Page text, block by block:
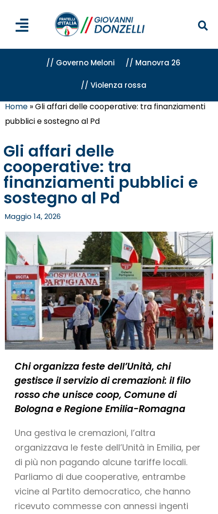
// Governo Meloni // Manovra 26
// Violenza rossa
Home »Gli affari delle cooperative: tra finanziamenti
pubblici e sostegno al Pd
Gli affari delle
cooperative: tra
finanziamenti pubblici e
sostegno al Pd
Maggio 14, 2026
Chi organizza feste dell’Unità, chi
gestisce il servizio di cremazioni: il filo
rosso che unisce coop, Comune di
Bologna e Regione Emilia-Romagna
Una gestiva le cremazioni, l’altra
organizzava le feste dell’Unità in Emilia, per
di più non pagando alcune tariffe locali.
Parliamo di due cooperative, entrambe
vicine al Partito democratico, che hanno
ricevuto commesse con annessi ingenti